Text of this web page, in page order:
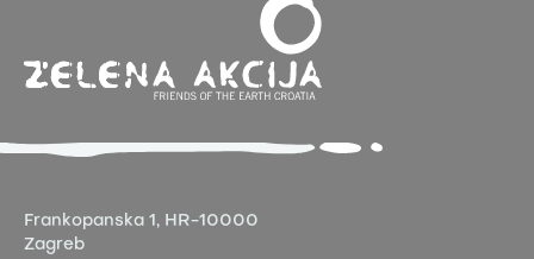
Frankopanska 1, HR-10000
Zagreb